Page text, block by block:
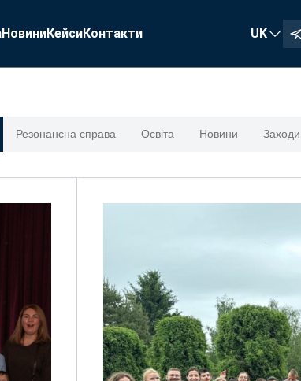
НовиниКейсиКонтакти UK
Резонансна справа Освіта Новини Заходи